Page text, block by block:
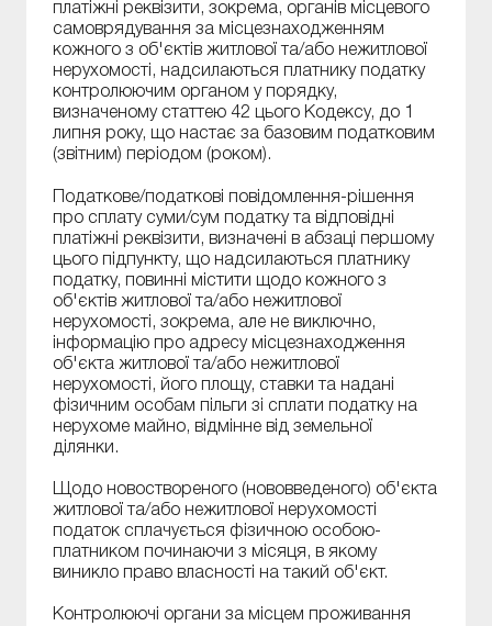
платіжні реквізити, зокрема, органів місцевого
самоврядування за місцезнаходженням
кожного з об'єктів житлової та/або нежитлової
нерухомості, надсилаються платнику податку
контролюючим органом у порядку,
визначеному статтею 42 цього Кодексу, до 1
липня року, що настає за базовим податковим
(звітним) періодом (роком).
Податкове/податкові повідомлення-рішення
про сплату суми/сум податку та відповідні
платіжні реквізити, визначені в абзаці першому
цього підпункту, що надсилаються платнику
податку, повинні містити щодо кожного з
об'єктів житлової та/або нежитлової
нерухомості, зокрема, але не виключно,
інформацію про адресу місцезнаходження
об'єкта житлової та/або нежитлової
нерухомості, його площу, ставки та надані
фізичним особам пільги зі сплати податку на
нерухоме майно, відмінне від земельної
ділянки.
Щодо новоствореного (нововведеного) об'єкта
житлової та/або нежитлової нерухомості
податок сплачується фізичною особою-
платником починаючи з місяця, в якому
виникло право власності на такий об'єкт.
Контролюючі органи за місцем проживання